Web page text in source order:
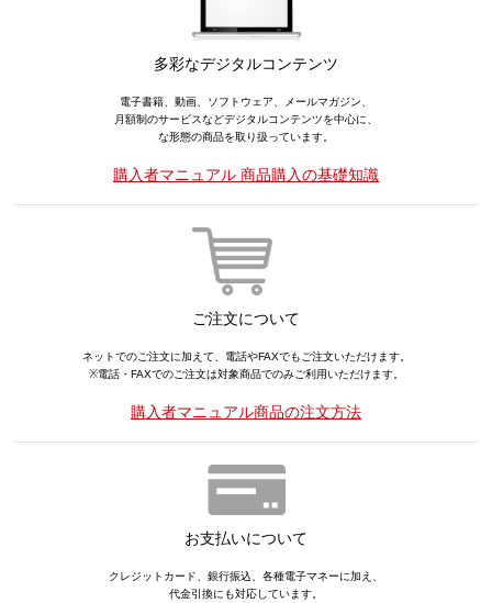
多彩なデジタルコンテンツ
電子書籍、動画、ソフトウェア、メールマガジン、
月額制のサービスなどデジタルコンテンツを中心に、
な形態の商品を取り扱っています。
購入者マニュアル 商品購入の基礎知識
ご注文について
ネットでのご注文に加えて、電話やFAXでもご注文いただけます。
※電話・FAXでのご注文は対象商品でのみご利用いただけます。
購入者マニュアル商品の注文方法
お支払いについて
クレジットカード、銀行振込、各種電子マネーに加え、
代金引換にも対応しています。